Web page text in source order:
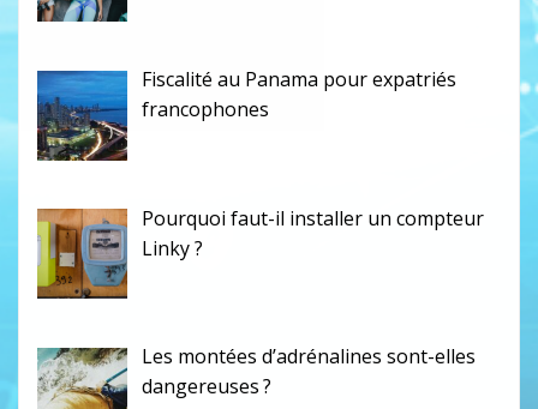
Fiscalité au Panama pour expatriés
francophones
Pourquoi faut-il installer un compteur
Linky ?
Les montées d’adrénalines sont-elles
dangereuses ?